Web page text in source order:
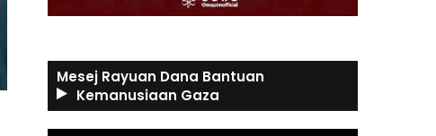
Mesej Rayuan Dana Bantuan
Kemanusiaan Gaza